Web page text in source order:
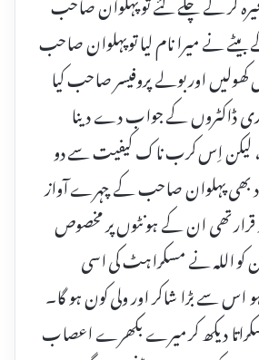
نے میرا نام لیا توپہلوان صاحب
اور بولے پروفیسر صاحب کیا
ڈاکٹروں کے جواب دے دینا
لیکن اِس کرب ناک کیفیت سے دو
بھی پہلوان صاحب کے چہرے آواز
قرار تھی ان کے ہونٹوں پر مخصوص
کو اللہ نے مسکراہٹ کی اسی
سے بڑا شاکر اور ولی کون ہو گا۔
دیکھ کر میرے بکھرے اعصاب